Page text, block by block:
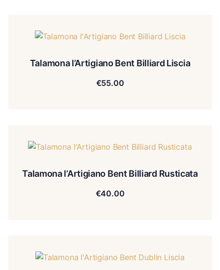
Talamona l’Artigiano Bent Billiard Liscia
€55.00
Talamona l’Artigiano Bent Billiard Rusticata
€40.00